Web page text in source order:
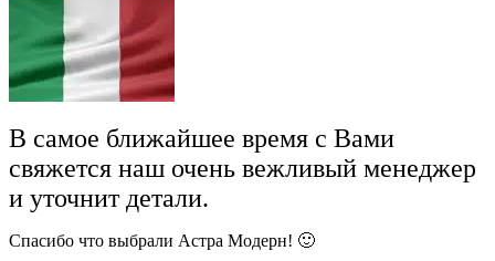
В самое ближайшее время с Вами
свяжется наш очень вежливый менеджер
и уточнит детали.
Спасибо что выбрали Астра Модерн! 🙂